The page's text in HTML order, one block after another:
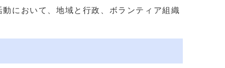
において、地域と行政、ボランティア組織